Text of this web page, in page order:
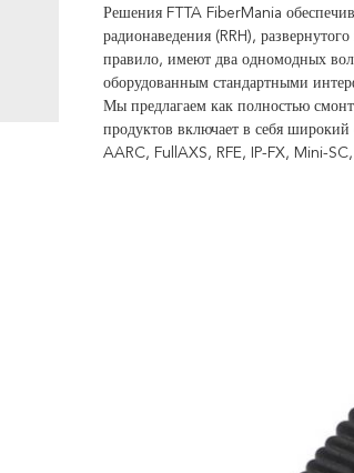
Решения FTTA FiberMania
радионаведения (RRH),
правило, имеют два одномодных
оборудованным стандартными
Мы предлагаем как полностью
продуктов включает в себя
AARC, FullAXS, RFE, IP-FX, Mini-